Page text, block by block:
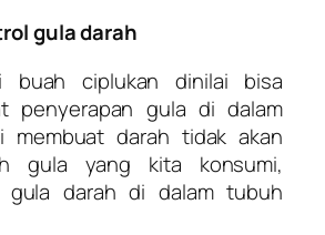
gula darah
buah ciplukan dinilai bisa
penyerapan gula di dalam
membuat darah tidak akan
gula yang kita konsumi,
gula darah di dalam tubuh